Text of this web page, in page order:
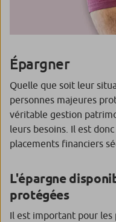
Épargner
Quelle que soit leur
personnes majeures
véritable gestion
leurs besoins. Il est
placements financiers
L'épargne
protégées
Il est important pour les